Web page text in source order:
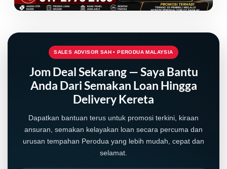
SALES ADVISOR SAH • PERODUA MALAYSIA
Jom Deal Sekarang — Saya Bantu
Anda Dari Semakan Loan Hingga
Delivery Kereta
Dapatkan bantuan terus untuk promosi terkini, kiraan
ansuran, semakan kelayakan loan secara percuma dan
urusan tempahan Perodua yang lebih mudah, cepat dan
selamat.